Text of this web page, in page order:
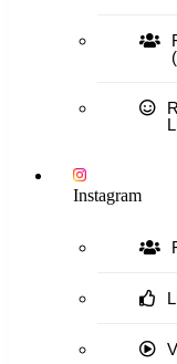
Instagram